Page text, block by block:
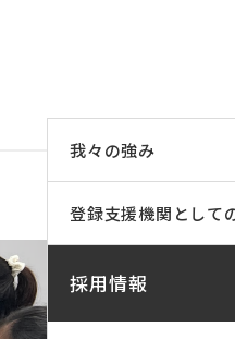
我々の強み
登録支援機関として
採用情報